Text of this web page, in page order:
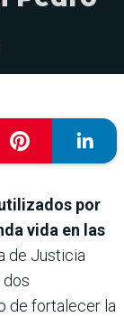
por
vida en las
de Justicia
dos
de fortalecer la